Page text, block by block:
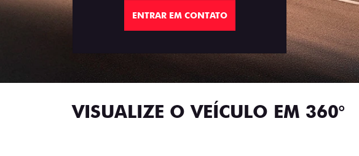
ENTRAR EM CONTATO
VISUALIZE O VEÍCULO EM 360°